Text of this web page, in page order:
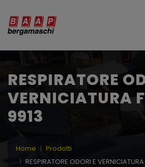
RESPIRATORE
VERNICIATURA
9913
Home
Prodotti
RESPIRATORE ODORI E VERNICIATURA